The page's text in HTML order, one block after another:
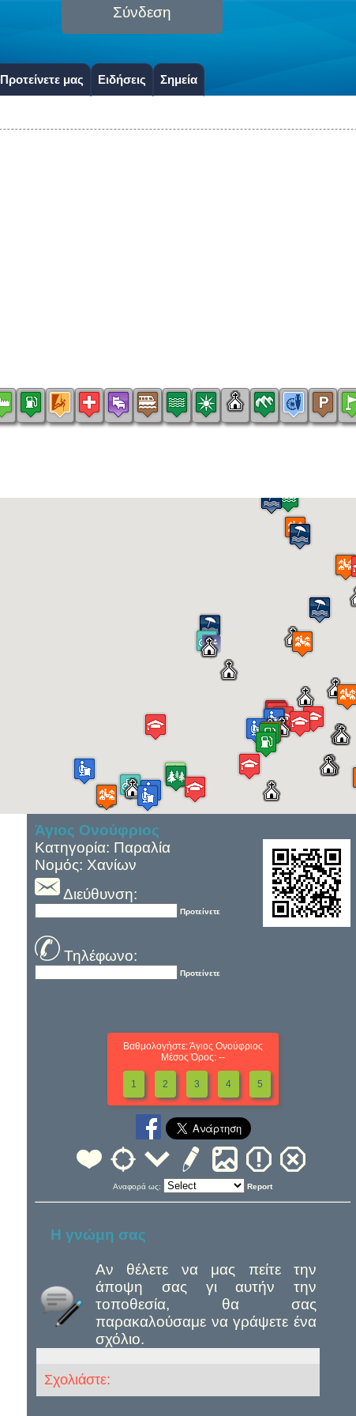
Σύνδεση
Προτείνετε μας Ειδήσεις Σημεία
Άγιος Ονούφριος
Κατηγορία: Παραλία
Νομός: Χανίων
Διεύθυνση:
Προτείνετε
Τηλέφωνο:
Προτείνετε
Βαθμολογήστε: Άγιος Ονούφριος
Μέσος Όρος: --
1 2 3 4 5
Αναφορά ως: Report
Η γνώμη σας
Αν θέλετε να μας πείτε την
άποψη σας γι αυτήν την
τοποθεσία, θα σας
παρακαλούσαμε να γράψετε ένα
σχόλιο.
Σχολιάστε: